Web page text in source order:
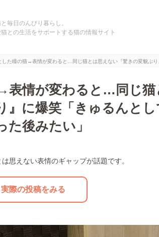
毎日のんびり暮らし。
との生活をサポートする猫の情報サイト
した瞳の猫→表情が変わると…同じ猫とは思えない『驚きの変貌ぶ
表情が変わると…同じ猫
』に爆笑「きゅるんと
後みたい」
思えない表情のギャップが話題です。
実際の投稿をみる